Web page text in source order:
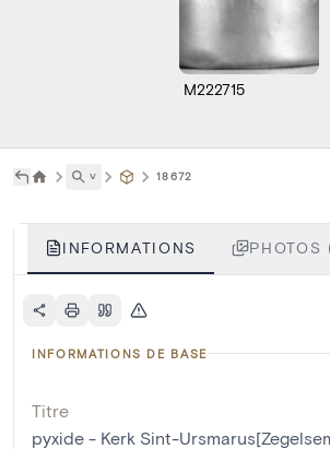
M222715
˅ 18672
INFORMATIONS PHOTOS
INFORMATIONS DE BASE
Titre
pyxide - Kerk Sint-